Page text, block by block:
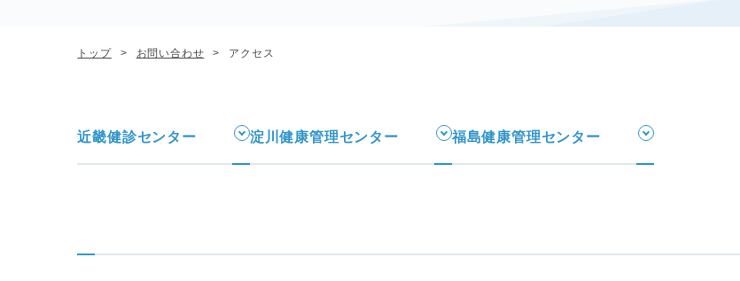
トップ お問い合わせ アクセス
近畿健診センター 淀川健康管理センター 福島健康管理センター